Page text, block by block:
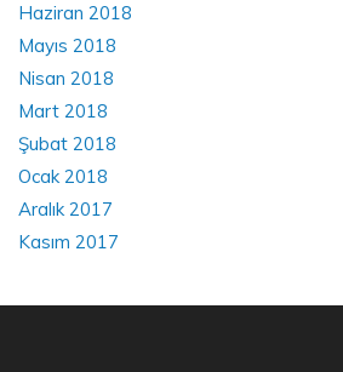
Haziran 2018
Mayıs 2018
Nisan 2018
Mart 2018
Şubat 2018
Ocak 2018
Aralık 2017
Kasım 2017